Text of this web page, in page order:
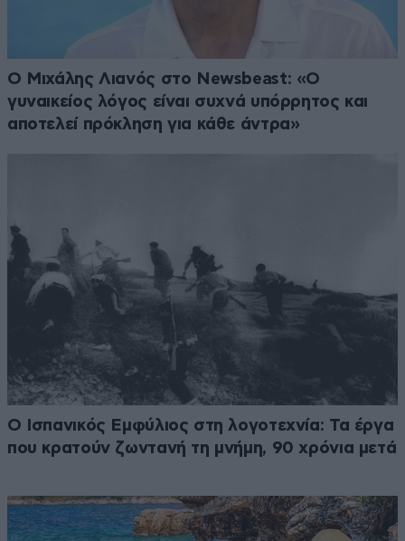
Ο Μιχάλης Λιανός στο Newsbeast: «Ο
γυναικείος λόγος είναι συχνά υπόρρητος και
αποτελεί πρόκληση για κάθε άντρα»
Ο Ισπανικός Εμφύλιος στη λογοτεχνία: Τα έργα
που κρατούν ζωντανή τη μνήμη, 90 χρόνια μετά